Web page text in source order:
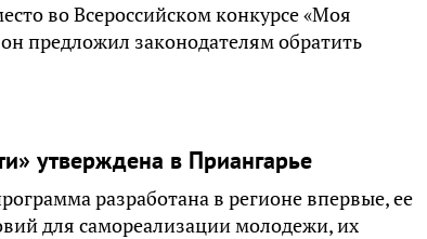
во Всероссийском конкурсе «Моя
предложил законодателям обратить
утверждена в Приангарье
разработана в регионе впервые, ее
для самореализации молодежи, их